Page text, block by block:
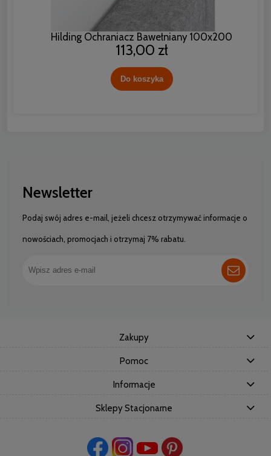
Hilding Ochraniacz Bawełniany 100x200
113,00 zł
Do koszyka
Newsletter
Podaj swój adres e-mail, jeżeli chcesz otrzymywać informacje o
nowościach, promocjach i otrzymaj 7% rabatu.
Zakupy
Pomoc
Informacje
Sklepy Stacjonarne